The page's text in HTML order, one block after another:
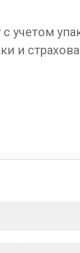
учетом
и